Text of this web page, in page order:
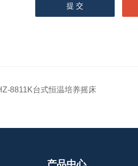
8811K台式恒温培养摇床